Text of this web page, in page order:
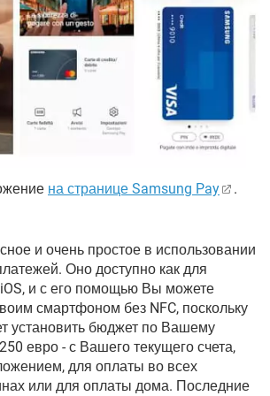
на странице Samsung Pay .
и очень простое в использовании
Оно доступно как для
iOS, и с его помощью Вы можете
смартфоном без NFC, поскольку
установить бюджет по Вашему
евро - с Вашего текущего счета,
для оплаты во всех
или для оплаты дома. Последние